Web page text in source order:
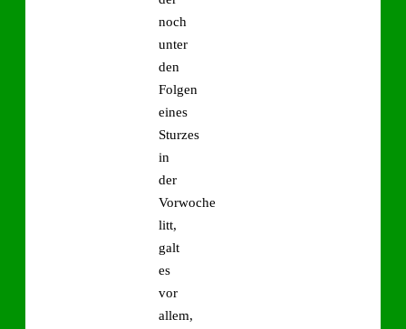
noch
unter
den
Folgen
eines
Sturzes
in
der
Vorwoche
litt,
galt
es
vor
allem,